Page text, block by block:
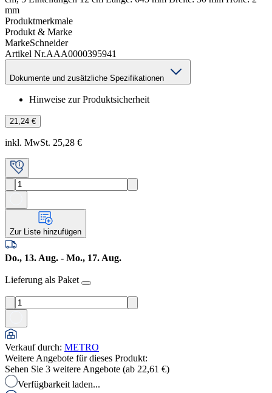
mm
Produktmerkmale
Produkt & Marke
MarkeSchneider
Artikel Nr.AAA0000395941
Dokumente und zusätzliche Spezifikationen
Hinweise zur Produktsicherheit
21,24 €
inkl. MwSt. 25,28 €
Zur Liste hinzufügen
Do., 13. Aug. - Mo., 17. Aug.
Lieferung als Paket
Verkauf durch: METRO
Weitere Angebote für dieses Produkt:
Sehen Sie 3 weitere Angebote (ab 22,61 €)
Verfügbarkeit laden...